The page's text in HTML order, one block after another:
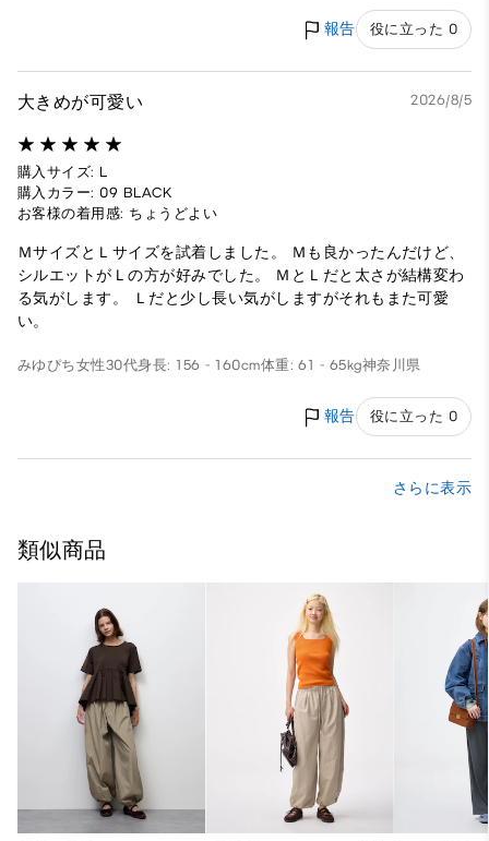
報告 役に立った 0
大きめが可愛い 2026/8/5
購入サイズ: L
購入カラー: 09 BLACK
お客様の着用感: ちょうどよい
ＭサイズとＬサイズを試着しました。 Ｍも良かったんだけど、
シルエットがＬの方が好みでした。 ＭとＬだと太さが結構変わ
る気がします。 Ｌだと少し長い気がしますがそれもまた可愛
い。
みゆぴち女性30代身長: 156 - 160cm体重: 61 - 65kg神奈川県
報告 役に立った 0
さらに表示
類似商品